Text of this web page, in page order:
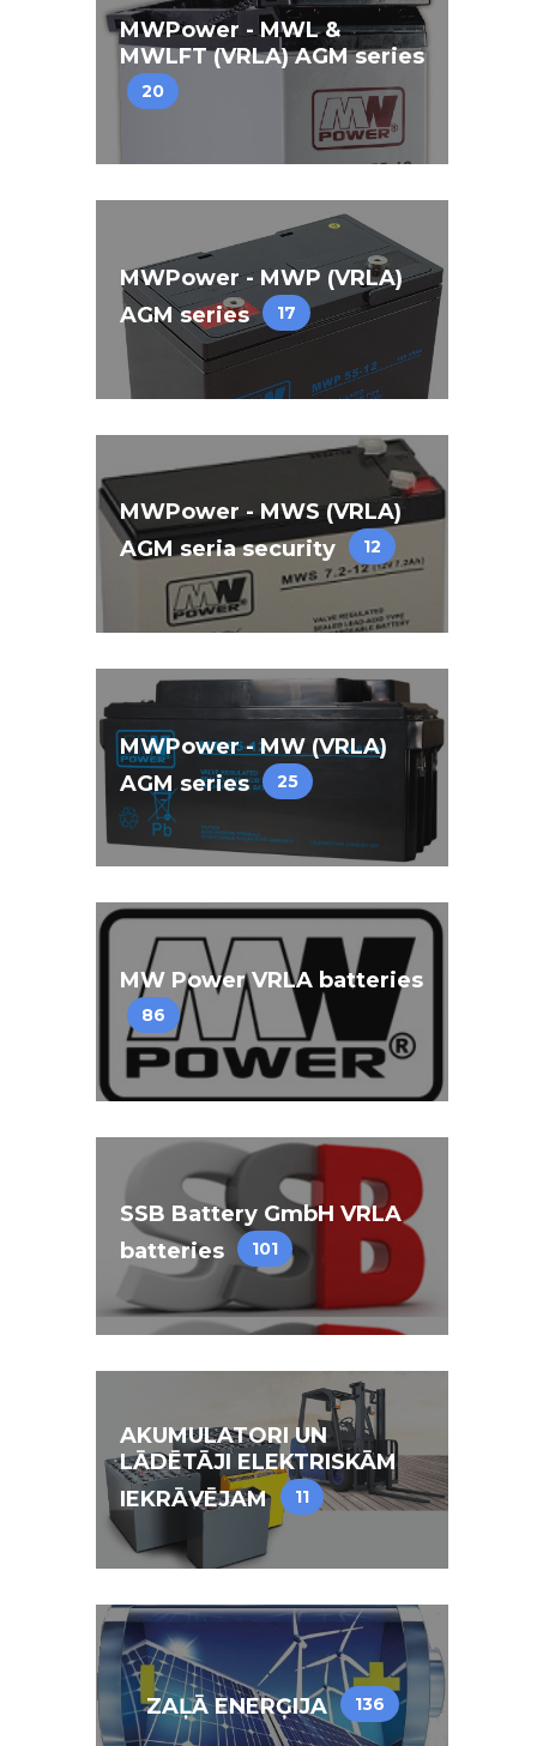
MWPower - MWL &
MWLFT (VRLA) AGM series
20
MWPower - MWP (VRLA)
AGM series
17
MWPower - MWS (VRLA)
AGM seria security
12
MWPower - MW (VRLA)
AGM series
25
MW Power VRLA batteries
86
SSB Battery GmbH VRLA
batteries
101
AKUMULATORI UN
LĀDĒTĀJI ELEKTRISKĀM
IEKRĀVĒJAM
11
ZAĻĀ ENERĢIJA 136